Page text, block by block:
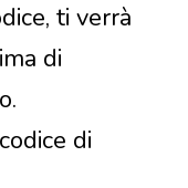
ti verrà
di
di